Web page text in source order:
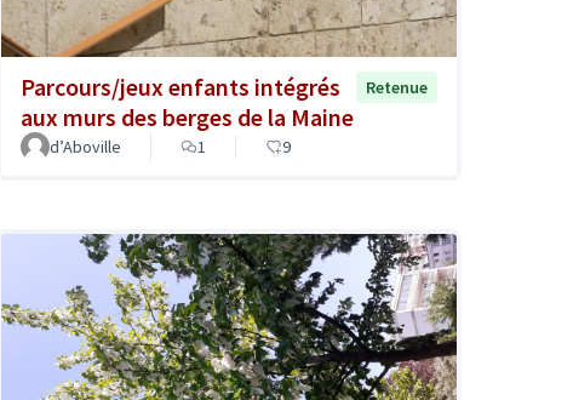
Parcours/jeux enfants intégrés
aux murs des berges de la Maine
Retenue
d’Aboville 1 9